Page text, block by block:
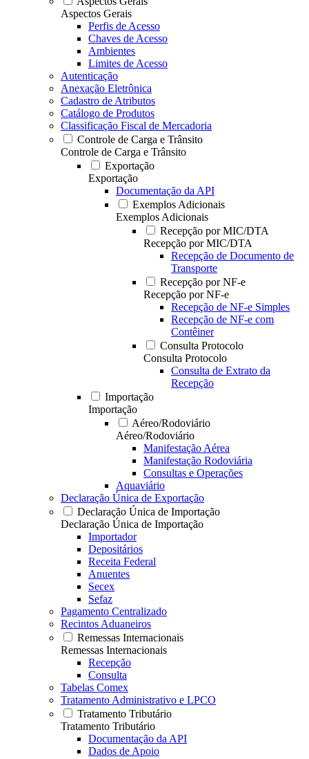
Aspectos Gerais
Perfis de Acesso
Chaves de Acesso
Ambientes
Limites de Acesso
Autenticação
Anexação Eletrônica
Cadastro de Atributos
Catálogo de Produtos
Classificação Fiscal de Mercadoria
Controle de Carga e Trânsito
Controle de Carga e Trânsito
Exportação
Exportação
Documentação da API
Exemplos Adicionais
Exemplos Adicionais
Recepção por MIC/DTA
Recepção por MIC/DTA
Recepção de Documento de
Transporte
Recepção por NF-e
Recepção por NF-e
Recepção de NF-e Simples
Recepção de NF-e com
Contêiner
Consulta Protocolo
Consulta Protocolo
Consulta de Extrato da
Recepção
Importação
Importação
Aéreo/Rodoviário
Aéreo/Rodoviário
Manifestação Aérea
Manifestação Rodoviária
Consultas e Operações
Aquaviário
Declaração Única de Exportação
Declaração Única de Importação
Declaração Única de Importação
Importador
Depositários
Receita Federal
Anuentes
Secex
Sefaz
Pagamento Centralizado
Recintos Aduaneiros
Remessas Internacionais
Remessas Internacionais
Recepção
Consulta
Tabelas Comex
Tratamento Administrativo e LPCO
Tratamento Tributário
Tratamento Tributário
Documentação da API
Dados de Apoio